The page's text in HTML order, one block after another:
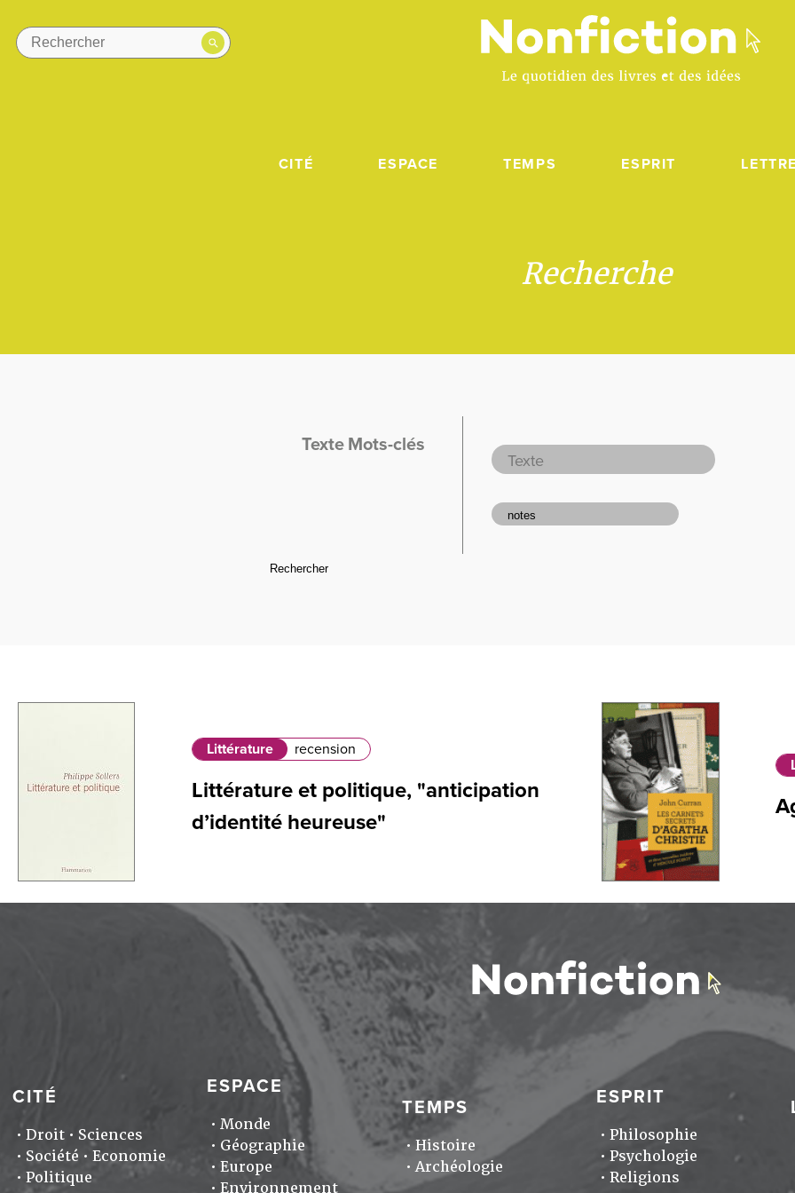
CITÉ ESPACE TEMPS ESPRIT
Recherche
Texte Mots-clés
Littérature recension
Littérature et politique, "anticipation
d’identité heureuse"
CITÉ
Droit
Sciences
Société
Economie
Politique
ESPACE
Monde
Géographie
Europe
Environnement
TEMPS
Histoire
Archéologie
ESPRIT
Philosophie
Psychologie
Religions